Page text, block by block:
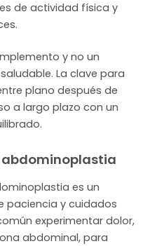
de actividad física y
y no un
La clave para
plano después de
a largo plazo con un
abdominoplastia
es un
paciencia y cuidados
experimentar dolor,
abdominal, para